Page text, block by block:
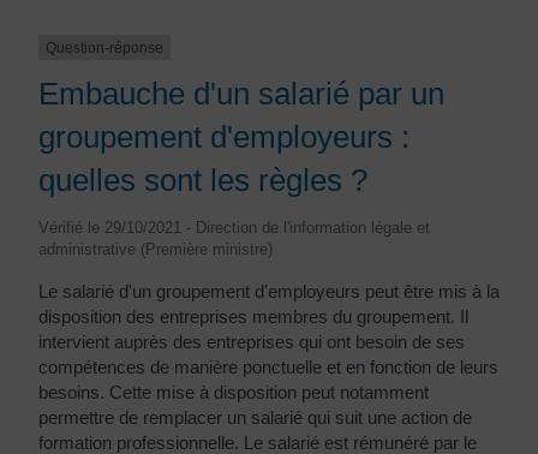
Question-réponse
Embauche d'un salarié par un
groupement d'employeurs :
quelles sont les règles ?
Vérifié le 29/10/2021 - Direction de l'information légale et
administrative (Première ministre)
Le salarié d'un groupement d'employeurs peut être mis à la
disposition des entreprises membres du groupement. Il
intervient auprès des entreprises qui ont besoin de ses
compétences de manière ponctuelle et en fonction de leurs
besoins. Cette mise à disposition peut notamment
permettre de remplacer un salarié qui suit une action de
formation professionnelle. Le salarié est rémunéré par le